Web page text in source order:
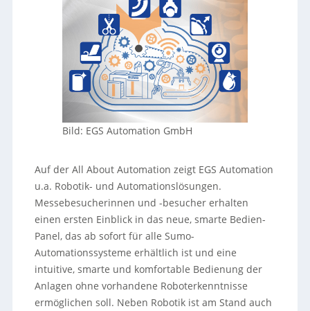
Bild: EGS Automation GmbH
Auf der All About Automation zeigt EGS Automation
u.a. Robotik- und Automationslösungen.
Messebesucherinnen und -besucher erhalten
einen ersten Einblick in das neue, smarte Bedien-
Panel, das ab sofort für alle Sumo-
Automationssysteme erhältlich ist und eine
intuitive, smarte und komfortable Bedienung der
Anlagen ohne vorhandene Roboterkenntnisse
ermöglichen soll. Neben Robotik ist am Stand auch